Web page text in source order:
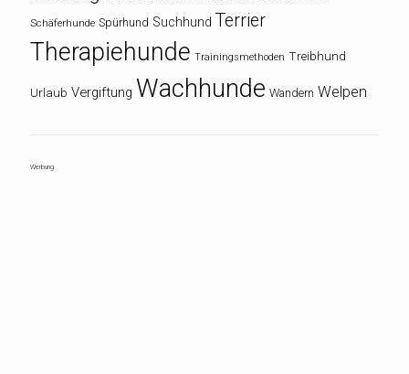
Schäferhunde Spürhund Suchhund Terrier
Therapiehunde Trainingsmethoden Treibhund
Urlaub Vergiftung Wachhunde Wandern Welpen
Werbung